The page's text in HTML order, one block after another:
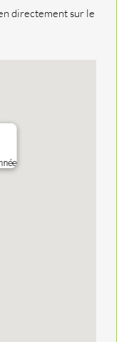
directement sur le